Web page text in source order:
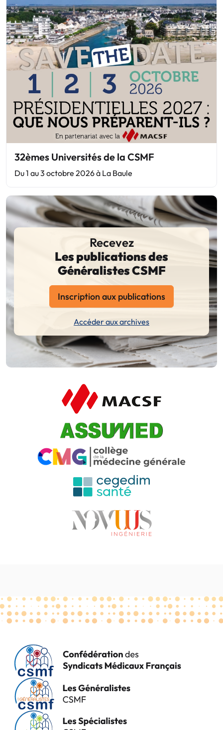
32èmes Universités de la CSMF
Du 1 au 3 octobre 2026 à La Baule
Recevez
Les publications des
Généralistes CSMF
Inscription aux publications
Accéder aux archives